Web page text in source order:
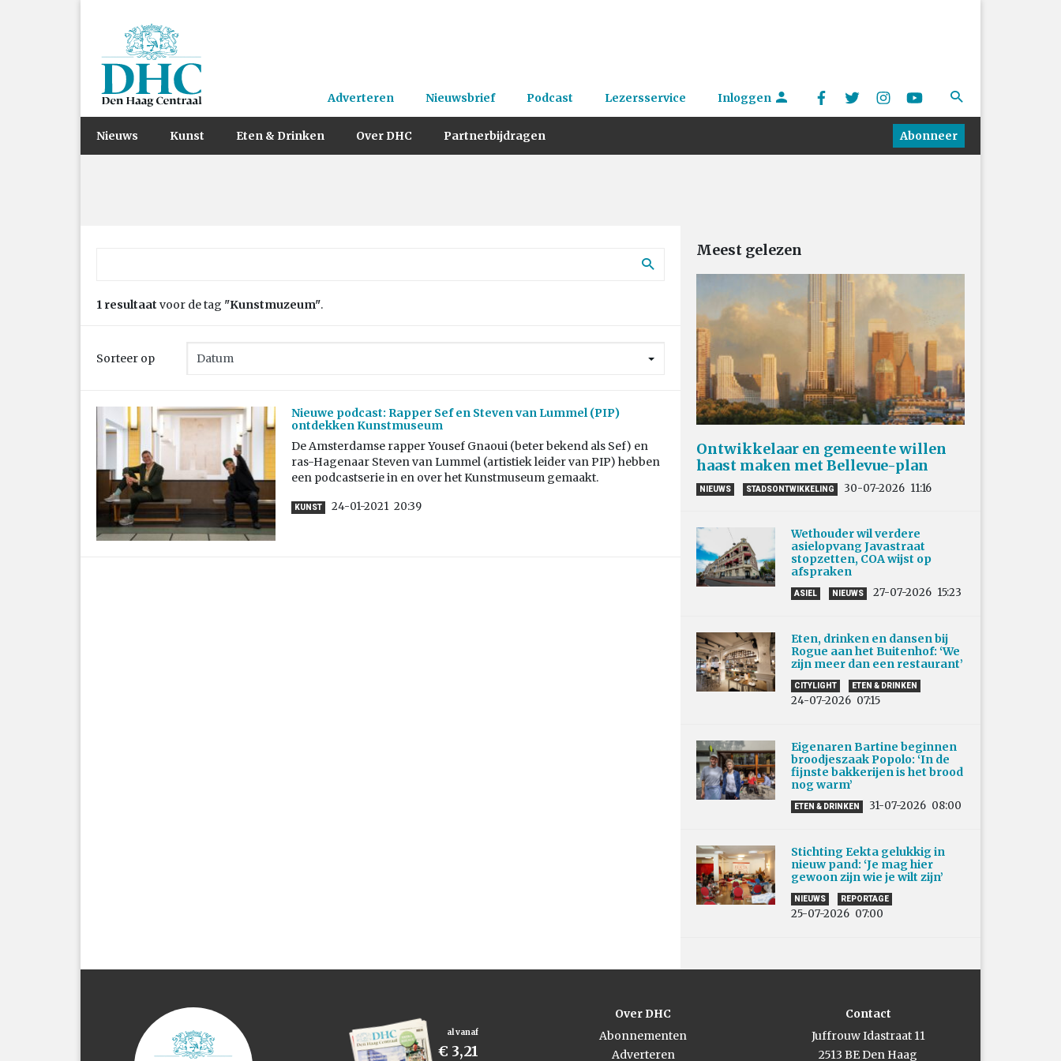
Adverteren Nieuwsbrief Podcast Lezersservice Inloggen
Nieuws Kunst Eten & Drinken Over DHC Partnerbijdragen Abonneer
1 resultaat voor de tag "Kunstmuzeum".
Sorteer op
Nieuwe podcast: Rapper Sef en Steven van Lummel (PIP)
ontdekken Kunstmuseum
De Amsterdamse rapper Yousef Gnaoui (beter bekend als Sef) en
ras-Hagenaar Steven van Lummel (artistiek leider van PIP) hebben
een podcastserie in en over het Kunstmuseum gemaakt.
KUNST 24-01-2021 20:39
Meest gelezen
Ontwikkelaar en gemeente willen
haast maken met Bellevue-plan
NIEUWS STADSONTWIKKELING 30-07-2026 11:16
Wethouder wil verdere
asielopvang Javastraat
stopzetten, COA wijst op
afspraken
ASIEL NIEUWS 27-07-2026 15:23
Eten, drinken en dansen bij
Rogue aan het Buitenhof: ‘We
zijn meer dan een restaurant’
CITYLIGHT ETEN & DRINKEN
24-07-2026 07:15
Eigenaren Bartine beginnen
broodjeszaak Popolo: ‘In de
fijnste bakkerijen is het brood
nog warm’
ETEN & DRINKEN 31-07-2026 08:00
Stichting Eekta gelukkig in
nieuw pand: ‘Je mag hier
gewoon zijn wie je wilt zijn’
NIEUWS REPORTAGE
25-07-2026 07:00
al vanaf
€ 3,21
Over DHC
Abonnementen
Adverteren
Contact
Juffrouw Idastraat 11
2513 BE Den Haag